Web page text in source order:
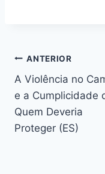
b
o
o
k
A
p
p
m
Navegação
de
Post
ANTERIOR
A Violência no
e a Cumplicidade
Quem Deveria
Proteger (ES)